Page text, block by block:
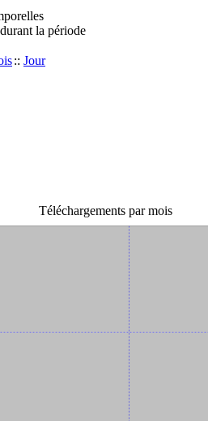
la période
:: Jour
Téléchargements par mois